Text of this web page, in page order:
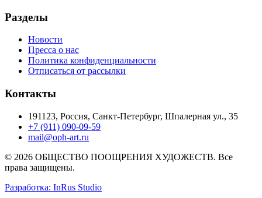
Разделы
Новости
Пресса о нас
Политика конфиденциальности
Отписаться от рассылки
Контакты
191123, Россия, Санкт-Петербург, Шпалерная ул., 35
+7 (911) 090-09-59
mail@oph-art.ru
© 2026 ОБЩЕСТВО ПООЩРЕНИЯ ХУДОЖЕСТВ. Все
права защищены.
Разработка: InRus Studio